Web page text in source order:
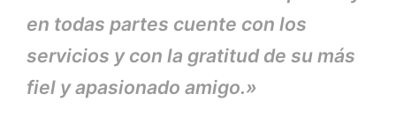
en todas partes cuente con los
servicios y con la gratitud de su más
fiel y apasionado amigo.»